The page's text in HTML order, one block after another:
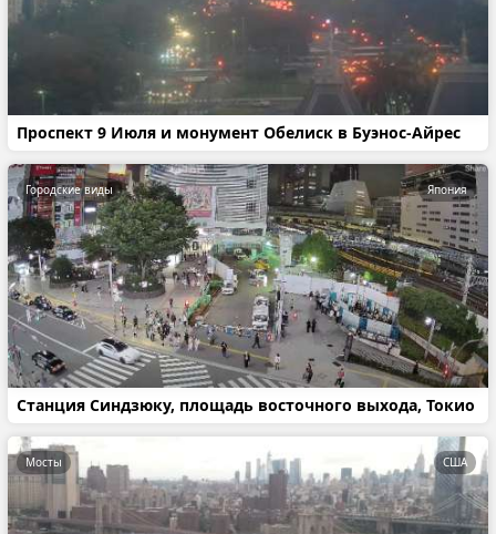
Проспект 9 Июля и монумент Обелиск в Буэнос-Айрес
Станция Синдзюку, площадь восточного выхода, Токио
Городские виды Япония
Мосты США